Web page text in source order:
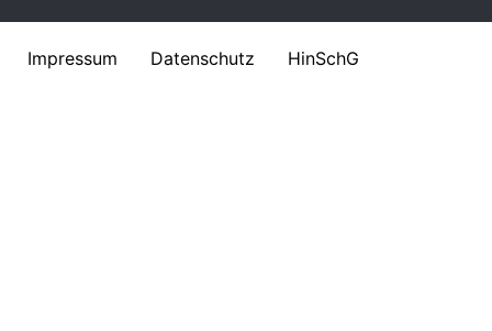
Impressum Datenschutz HinSchG